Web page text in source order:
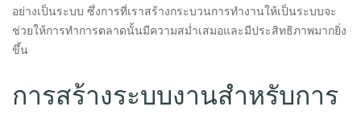
อย่างเป็นระบบ ซึ่งการที่เราสร้างกระบวนการทำงานให้เป็นระบบจะ
ช่วยให้การทำการตลาดนั้นมีความสม่ำเสมอและมีประสิทธิภาพมากยิ่ง
ขึ้น
การสร้างระบบงานสำหรับการ